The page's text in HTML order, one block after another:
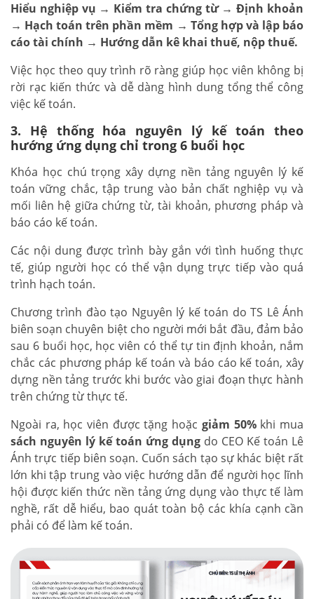
Hiểu nghiệp vụ → Kiểm tra chứng từ → Định khoản
→ Hạch toán trên phần mềm → Tổng hợp và lập báo
cáo tài chính → Hướng dẫn kê khai thuế, nộp thuế.
Việc học theo quy trình rõ ràng giúp học viên không bị
rời rạc kiến thức và dễ dàng hình dung tổng thể công
việc kế toán.
3. Hệ thống hóa nguyên lý kế toán theo
hướng ứng dụng chỉ trong 6 buổi học
Khóa học chú trọng xây dựng nền tảng nguyên lý kế
toán vững chắc, tập trung vào bản chất nghiệp vụ và
mối liên hệ giữa chứng từ, tài khoản, phương pháp và
báo cáo kế toán.
Các nội dung được trình bày gắn với tình huống thực
tế, giúp người học có thể vận dụng trực tiếp vào quá
trình hạch toán.
Chương trình đào tạo Nguyên lý kế toán do TS Lê Ánh
biên soạn chuyên biệt cho người mới bắt đầu, đảm bảo
sau 6 buổi học, học viên có thể tự tin định khoản, nắm
chắc các phương pháp kế toán và báo cáo kế toán, xây
dựng nền tảng trước khi bước vào giai đoạn thực hành
trên chứng từ thực tế.
Ngoài ra, học viên được tặng hoặc giảm 50%khi mua
sách nguyên lý kế toán ứng dụng do CEO Kế toán Lê
Ánh trực tiếp biên soạn. Cuốn sách tạo sự khác biệt rất
lớn khi tập trung vào việc hướng dẫn để người học lĩnh
hội được kiến thức nền tảng ứng dụng vào thực tế làm
nghề, rất dễ hiểu, bao quát toàn bộ các khía cạnh cần
phải có để làm kế toán.